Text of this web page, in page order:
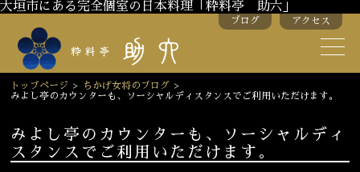
大垣市にある完全個室の日本料理「粋料亭 助六」
ブログ アクセス
トップページ > ちかげ女将のブログ >
みよし亭のカウンターも、ソーシャルディスタンスでご利用いただけます。
みよし亭のカウンターも、ソーシャルディ
スタンスでご利用いただけます。
スタッフ紹介
季節のお料理 お弁当